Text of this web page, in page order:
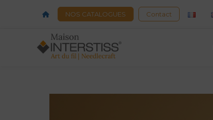
AcceuilNOS CATALOGUES Contact